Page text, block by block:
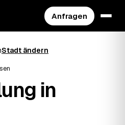
Anfragen
Stadt ändern
in